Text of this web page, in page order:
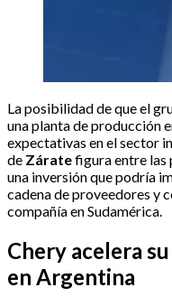
La posibilidad de que el
una planta de producción
expectativas en el sector
de Záratefigura entre
una inversión que podría
cadena de proveedores y
compañía en Sudamérica.
Chery acelera
en Argentina